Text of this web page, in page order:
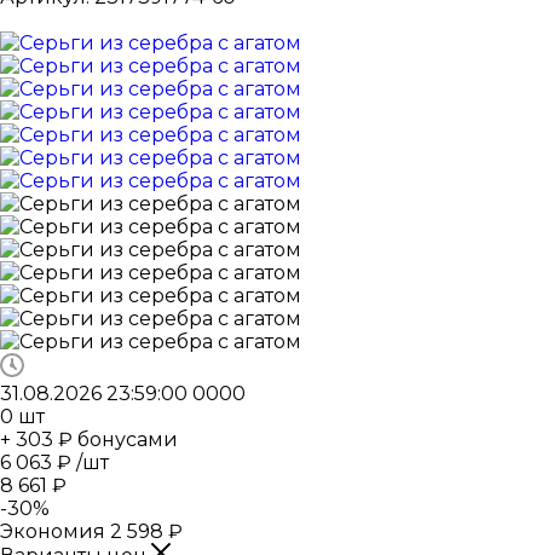
31.08.2026 23:59:00 0000
0 шт
+ 303 ₽ бонусами
6 063 ₽ /шт
8 661 ₽
-30%
Экономия 2 598 ₽